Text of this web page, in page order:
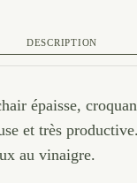
DESCRIPTION
épaisse,
et très
au vinaigre.